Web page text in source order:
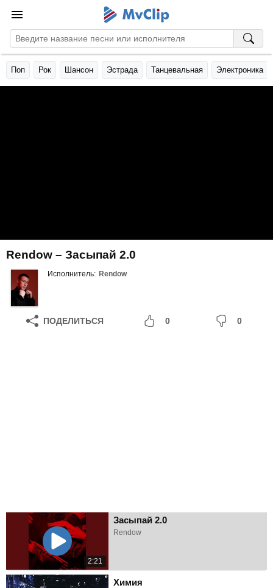
Поп Рок Шансон Эстрада Танцевальная Электроника
Rendow – Засыпай 2.0
Исполнитель: Rendow
ПОДЕЛИТЬСЯ 0 0
2:21
Засыпай 2.0
Rendow
Химия